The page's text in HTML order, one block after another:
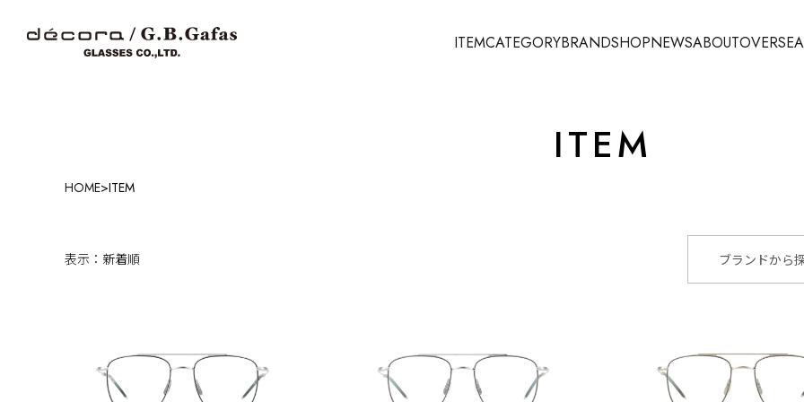
ITEMCATEGORYBRANDSHOPNEWSABOUT
ITEM
HOME>ITEM
表示：新着順